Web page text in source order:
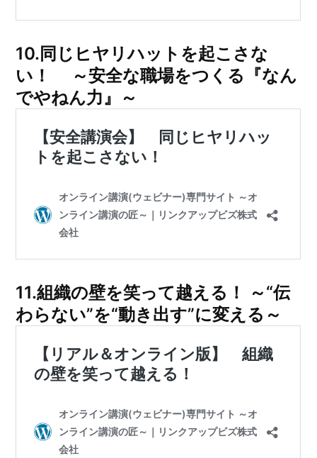
10.同じヒヤリハットを起こさな
い！ ～安全な職場をつくる『なん
でやねん力』～
11.組織の壁を笑って越える！ ～“伝
わらない”を“動き出す”に変える～